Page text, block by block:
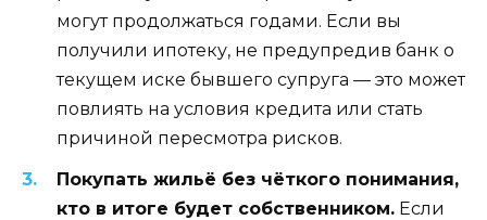
могут продолжаться годами. Если вы
получили ипотеку, не предупредив банк о
текущем иске бывшего супруга — это может
повлиять на условия кредита или стать
причиной пересмотра рисков.
Покупать жильё без чёткого понимания,
кто в итоге будет собственником. Если